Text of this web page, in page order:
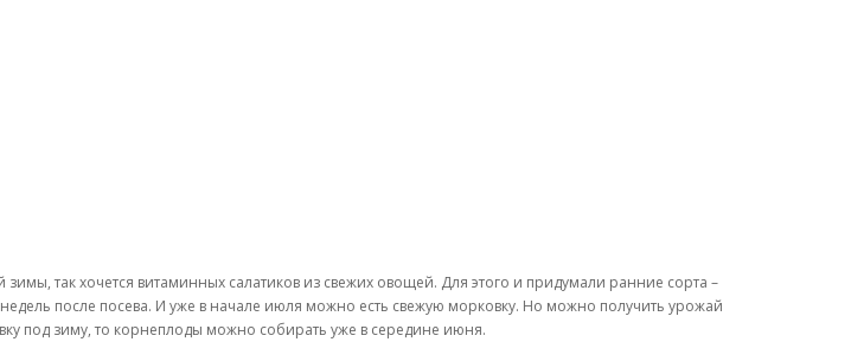
так хочется витаминных салатиков из свежих овощей. Для этого и придумали ранние сорта –
после посева. И уже в начале июля можно есть свежую морковку. Но можно получить урожай
под зиму, то корнеплоды можно собирать уже в середине июня.